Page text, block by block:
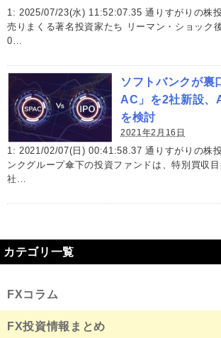
1: 2025/07/23(水) 11:52:07.35 通りすがりの株
売りまくる著名投資家たち リーマン・ショック
0…
ソフトバンクが裏
AC」を2社新設、
を検討
2021年2月16日
1: 2021/02/07(日) 00:41:58.37 通りすがりの株
ンクグループ傘下の投資ファンドは、特別買収
社…
カテゴリ一覧
FXコラム
FX投資情報まとめ